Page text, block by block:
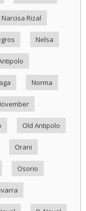
Narcisa Rizal
Nelsa
Norma
Old Antipolo
Orani
Osorio